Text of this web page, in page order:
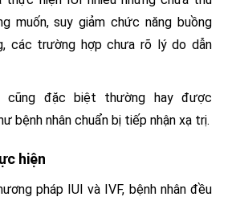
muốn, suy giảm chức năng buồng
các trường hợp chưa rõ lý do dẫn
cũng đặc biệt thường hay được
bệnh nhân chuẩn bị tiếp nhận xạ trị.
hiện
pháp IUI và IVF, bệnh nhân đều